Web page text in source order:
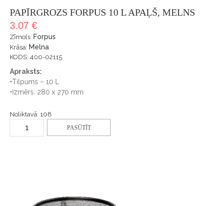
PAPĪRGROZS FORPUS 10 L APAĻŠ, MELNS
3.07 €
Zīmols: Forpus
Krāsa: Melna
KODS: 400-02115
Apraksts:
•Tilpums – 10 L
•Izmērs: 280 x 270 mm
Noliktavā: 108
PASŪTĪT